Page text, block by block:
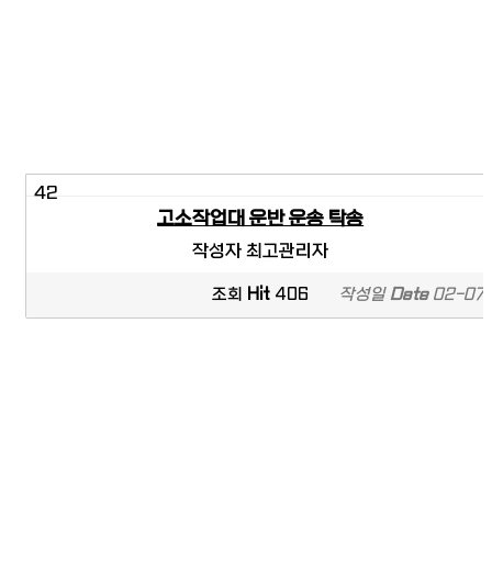
42
고소작업대 운반 운송 탁송
작성자최고관리자
조회 Hit 406 작성일Date02-07